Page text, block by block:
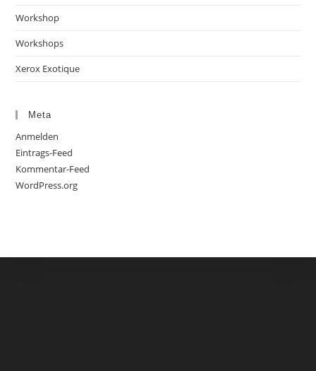
Workshop
Workshops
Xerox Exotique
Meta
Anmelden
Eintrags-Feed
Kommentar-Feed
WordPress.org